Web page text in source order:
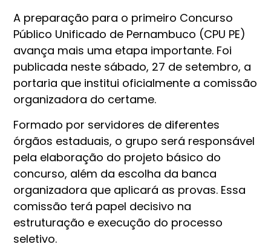
A preparação para o primeiro Concurso
Público Unificado de Pernambuco (CPU PE)
avança mais uma etapa importante. Foi
publicada neste sábado, 27 de setembro, a
portaria que institui oficialmente a comissão
organizadora do certame.
Formado por servidores de diferentes
órgãos estaduais, o grupo será responsável
pela elaboração do projeto básico do
concurso, além da escolha da banca
organizadora que aplicará as provas. Essa
comissão terá papel decisivo na
estruturação e execução do processo
seletivo.